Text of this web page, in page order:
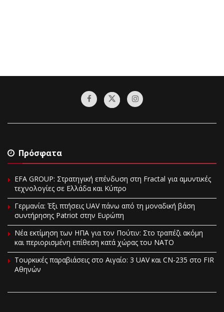
Πρόσφατα
EFA GROUP: Στρατηγική επένδυση στη Fractal για αμυντικές
τεχνολογίες σε Ελλάδα και Κύπρο
Γερμανία: Έξι πτήσεις UAV πάνω από τη μοναδική βάση
συντήρησης Patriot στην Ευρώπη
Νέα εκτίμηση των ΗΠΑ για τον Πούτιν: Στο τραπέζι ακόμη
και περιορισμένη επίθεση κατά χώρας του ΝΑΤΟ
Τουρκικές παραβιάσεις στο Αιγαίο: 3 UAV και CN-235 στο FIR
Αθηνών